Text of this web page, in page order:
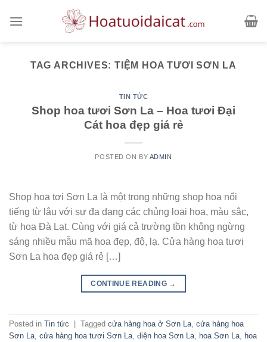
TAG ARCHIVES:TIỆM HOA TƯƠI SƠN LA
TIN TỨC
Shop hoa tươi Sơn La – Hoa tươi Đại
Cát hoa đẹp giá rẻ
POSTED ON BY ADMIN
Shop hoa tơi Sơn La là một trong những shop hoa nổi
tiếng từ lâu với sự đa dạng các chủng loại hoa, màu sắc,
từ hoa Đà Lạt. Cùng với giá cả trường tồn không ngừng
sáng nhiều mẫu mã hoa đẹp, độ, lạ. Cửa hàng hoa tươi
Sơn La hoa đẹp giá rẻ […]
CONTINUE READING →
Posted in Tin tức Tagged cửa hàng hoa ở Sơn La cửa hàng hoa
Sơn La cửa hàng hoa tươi Sơn La điện hoa Sơn La hoa Sơn La
hoa